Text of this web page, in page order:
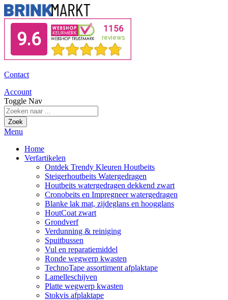
Contact
Account
Toggle Nav
Zoek
Menu
Home
Verfartikelen
Ontdek Trendy Kleuren Houtbeits
Steigerhoutbeits Watergedragen
Houtbeits watergedragen dekkend zwart
Cronobeits en Impregneer watergedragen
Blanke lak mat, zijdeglans en hoogglans
HoutCoat zwart
Grondverf
Verdunning & reiniging
Spuitbussen
Vul en reparatiemiddel
Ronde wegwerp kwasten
TechnoTape assortiment afplaktape
Lamelleschijven
Platte wegwerp kwasten
Stokvis afplaktape